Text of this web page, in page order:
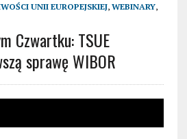
UNII EUROPEJSKIEJ, WEBINARY,
Czwartku: TSUE
sprawę WIBOR